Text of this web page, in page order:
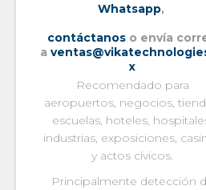
Whatsapp,
contáctanos o envía
a
x
Recomendado para
aeropuertos, negocios,
escuelas, hoteles,
industrias, exposiciones,
y actos cívicos.
Principalmente detección